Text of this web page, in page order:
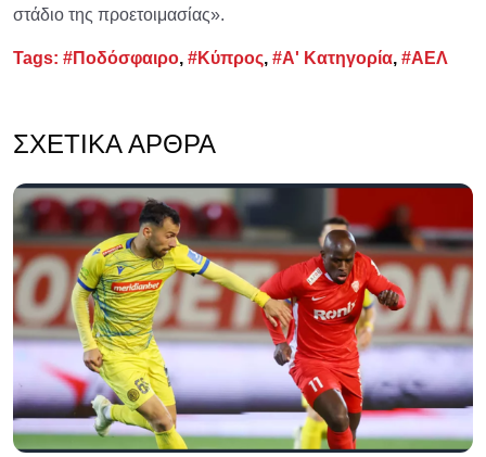
στάδιο της προετοιμασίας».
Tags: #Ποδόσφαιρο, #Κύπρος, #Α' Κατηγορία, #ΑΕΛ
ΣΧΕΤΙΚΆ ΆΡΘΡΑ